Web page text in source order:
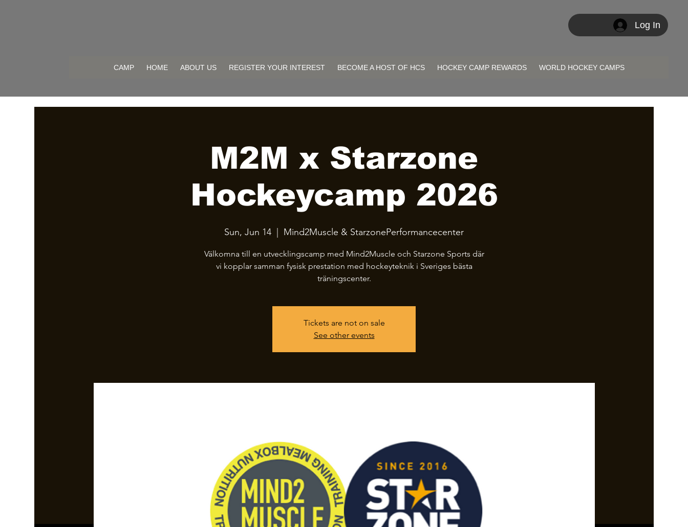
Log In
CAMP HOME ABOUT US REGISTER YOUR INTEREST BECOME A HOST OF HCS HOCKEY CAMP REWARDS WORLD HOCKEY CAMPS
M2M x Starzone
Hockeycamp 2026
Sun, Jun 14 Mind2Muscle & StarzonePerformancecenter
Välkomna till en utvecklingscamp med Mind2Muscle och Starzone Sports där
vi kopplar samman fysisk prestation med hockeyteknik i Sveriges bästa
träningscenter.
Tickets are not on sale
See other events